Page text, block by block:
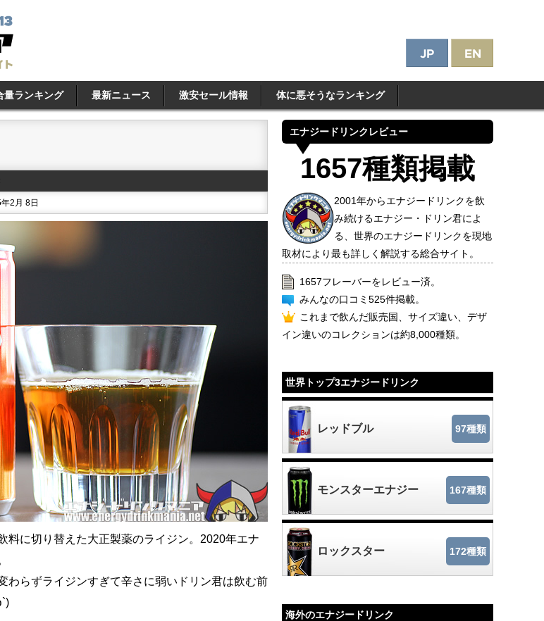
量ランキング 最新ニュース 激安セール情報 体に悪そうなランキング
2月 8日
料に切り替えた大正製薬のライジン。2020年エナ
わらずライジンすぎて辛さに弱いドリン君は飲む前
エナジードリンクレビュー
1657種類掲載
2001年からエナジードリンクを飲
み続けるエナジー・ドリン君によ
る、世界のエナジードリンクを現地
取材により最も詳しく解説する総合サイト。
1657フレーバーをレビュー済。
みんなの口コミ525件掲載。
これまで飲んだ販売国、サイズ違い、デザ
イン違いのコレクションは約8,000種類。
世界トップ3エナジードリンク
レッドブル 97種類
モンスターエナジー 167種類
ロックスター 172種類
海外のエナジードリンク